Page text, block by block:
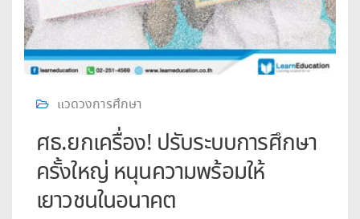
แวดวงการศึกษา
ศธ.ยกเครื่อง! ปรับระบบการศึกษา
ครั้งใหญ่ หนุนความพร้อมให้
เยาวชนในอนาคต